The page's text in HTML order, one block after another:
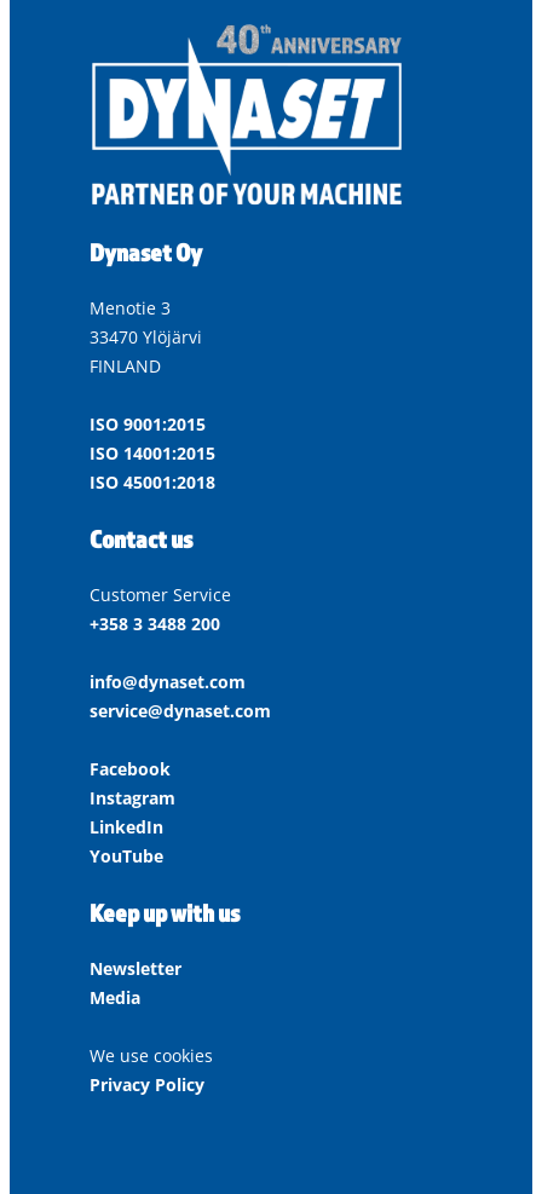
Dynaset Oy
Menotie 3
33470 Ylöjärvi
FINLAND
ISO 9001:2015
ISO 14001:2015
ISO 45001:2018
Contact us
Customer Service
+358 3 3488 200
info@dynaset.com
service@dynaset.com
Facebook
Instagram
LinkedIn
YouTube
Keep up with us
Newsletter
Media
We use cookies
Privacy Policy